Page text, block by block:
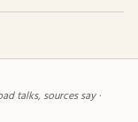
talks, sources say ·